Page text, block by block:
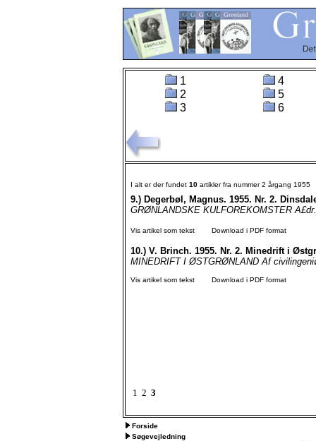
1
2
3
4
5
6
I alt er der fundet 10 artikler fra nummer 2 årgang 1955
9.) Degerbøl, Magnus. 1955. Nr. 2.
GRØNLANDSKE KULFOREKOMSTER
Vis artikel som tekst Download i PDF format
10.) V. Brinch. 1955. Nr. 2. Minedrift i
MINEDRIFT I ØSTGRØNLAND Af
Vis artikel som tekst Download i PDF format
1 2 3
Forside
Søgevejledning